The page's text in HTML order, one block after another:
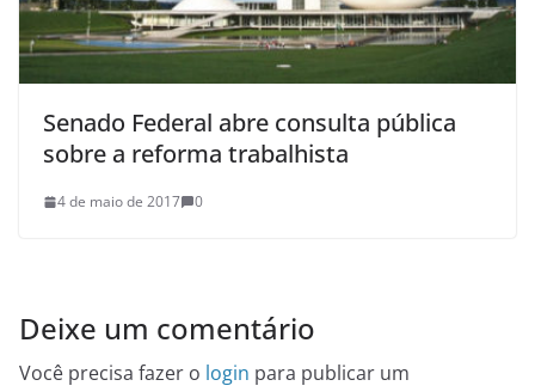
Senado Federal abre consulta pública
sobre a reforma trabalhista
4 de maio de 2017 0
Deixe um comentário
Você precisa fazer o login para publicar um